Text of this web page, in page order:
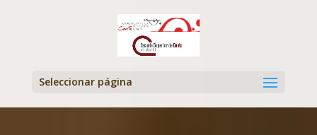
Seleccionar página